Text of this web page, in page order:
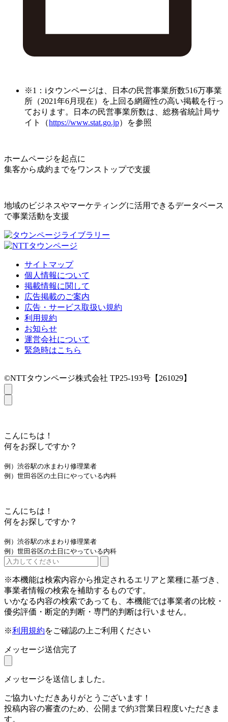
※1：iタウンページは、日本の民営事業所数516万事業
所（2021年6月現在）を上回る網羅性の高い掲載を行っ
ております。日本の民営事業所数は、総務省統計局サ
イト（https://www.stat.go.jp）を参照
ホームページを起点に
集客から成約までをワンストップで支援
地域のビジネスやマーケティングに活用できるデータベース
で事業活動を支援
サイトマップ
個人情報について
掲載情報に関して
広告掲載のご案内
広告・サービス取扱い規約
利用規約
お知らせ
運営会社について
緊急時はこちら
©NTTタウンページ株式会社 TP25-193号【261029】
こんにちは！
何をお探しですか？
例）渋谷駅の水まわり修理業者
例）世田谷区の土日にやっている内科
こんにちは！
何をお探しですか？
例）渋谷駅の水まわり修理業者
例）世田谷区の土日にやっている内科
※本機能は検索内容から推定されるエリアと業種に基づき、
事業者情報の検索を補助するものです。
いかなる内容の検索であっても、本機能では事業者の比較・
優劣評価・断定的判断・専門的判断は行いません。
※利用規約をご確認の上ご利用ください
メッセージ送信完了
メッセージを送信しました。
ご協力いただきありがとうございます！
投稿内容の審査のため、公開まで約3営業日程度いただきま
す。